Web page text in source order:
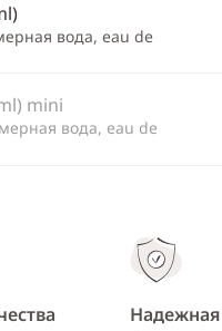
вода, eau de
mini
вода, eau de
Надежная